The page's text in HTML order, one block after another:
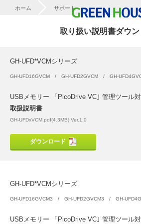
ホーム サポート
取り扱い説明書ダウン
GH-UFD*VCMシリーズ
GH-UFD16GVCM GH-UFD2GVCM GH-
USBメモリー 「PicoDrive VC｣ 管理ツール
取扱説明書
GH-UFDxVCM.pdf(4.3MB) Ver.1.0
ダウンロード
GH-UFD*VCMシリーズ
GH-UFD16GVCM3 GH-UFD2GVCM3 GH-
USBメモリー 「PicoDrive VC｣ 管理ツール